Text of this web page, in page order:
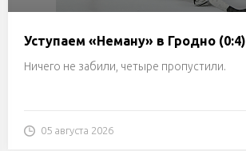
Уступаем «Неману» в Гродно (0:4)
Ничего не забили, четыре пропустили.
05 августа 2026